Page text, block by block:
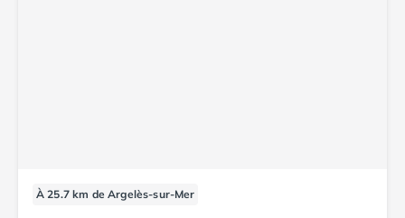
À 25.7 km de Argelès-sur-Mer